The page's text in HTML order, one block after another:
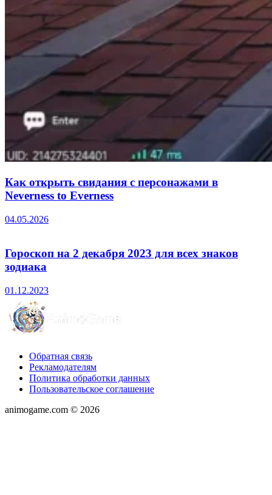
Как открыть свидания с персонажами в
Neverness to Everness
04.05.2026
Гороскоп на 2 декабря 2023 для всех знаков
зодиака
01.12.2023
Обратная связь
Рекламодателям
Политика обработки данных
Пользовательское соглашение
animogame.com © 2026